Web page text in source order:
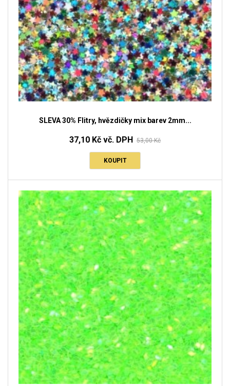
SLEVA 30% Flitry, hvězdičky mix barev 2mm...
37,10 Kč vč. DPH 53,00 Kč
KOUPIT